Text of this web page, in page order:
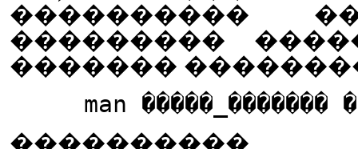
����������
���������
�������
man �����_�������
����������